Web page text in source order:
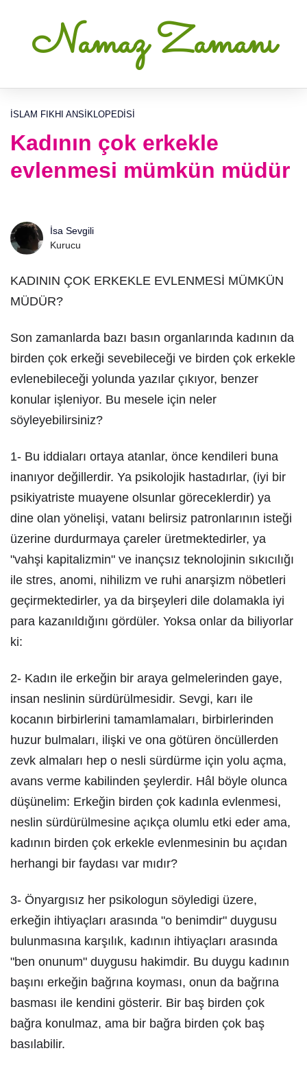
Namaz Zamanı
İSLAM FIKHI ANSIKLOPEDISI
Kadının çok erkekle
evlenmesi mümkün müdür
İsa Sevgili
Kurucu
KADININ ÇOK ERKEKLE EVLENMESİ MÜMKÜN
MÜDÜR?
Son zamanlarda bazı basın organlarında kadının da
birden çok erkeği sevebileceği ve birden çok erkekle
evlenebileceği yolunda yazılar çıkıyor, benzer
konular işleniyor. Bu mesele için neler
söyleyebilirsiniz?
1- Bu iddiaları ortaya atanlar, önce kendileri buna
inanıyor değillerdir. Ya psikolojik hastadırlar, (iyi bir
psikiyatriste muayene olsunlar göreceklerdir) ya
dine olan yönelişi, vatanı belirsiz patronlarının isteği
üzerine durdurmaya çareler üretmektedirler, ya
"vahşi kapitalizmin" ve inançsız teknolojinin sıkıcılığı
ile stres, anomi, nihilizm ve ruhi anarşizm nöbetleri
geçirmektedirler, ya da birşeyleri dile dolamakla iyi
para kazanıldığını gördüler. Yoksa onlar da biliyorlar
ki:
2- Kadın ile erkeğin bir araya gelmelerinden gaye,
insan neslinin sürdürülmesidir. Sevgi, karı ile
kocanın birbirlerini tamamlamaları, birbirlerinden
huzur bulmaları, ilişki ve ona götüren öncüllerden
zevk almaları hep o nesli sürdürme için yolu açma,
avans verme kabilinden şeylerdir. Hâl böyle olunca
düşünelim: Erkeğin birden çok kadınla evlenmesi,
neslin sürdürülmesine açıkça olumlu etki eder ama,
kadının birden çok erkekle evlenmesinin bu açıdan
herhangi bir faydası var mıdır?
3- Önyargısız her psikologun söyledigi üzere,
erkeğin ihtiyaçları arasında "o benimdir" duygusu
bulunmasına karşılık, kadının ihtiyaçları arasında
"ben onunum" duygusu hakimdir. Bu duygu kadının
başını erkeğin bağrına koyması, onun da bağrına
basması ile kendini gösterir. Bir baş birden çok
bağra konulmaz, ama bir bağra birden çok baş
basılabilir.